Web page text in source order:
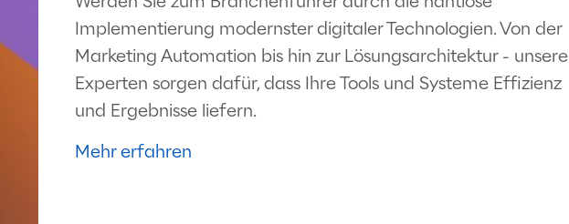
Implementierung modernster digitaler Technologien. Von der
Marketing Automation bis hin zur Lösungsarchitektur - unsere
Experten sorgen dafür, dass Ihre Tools und Systeme Effizienz
und Ergebnisse liefern.
Mehr erfahren